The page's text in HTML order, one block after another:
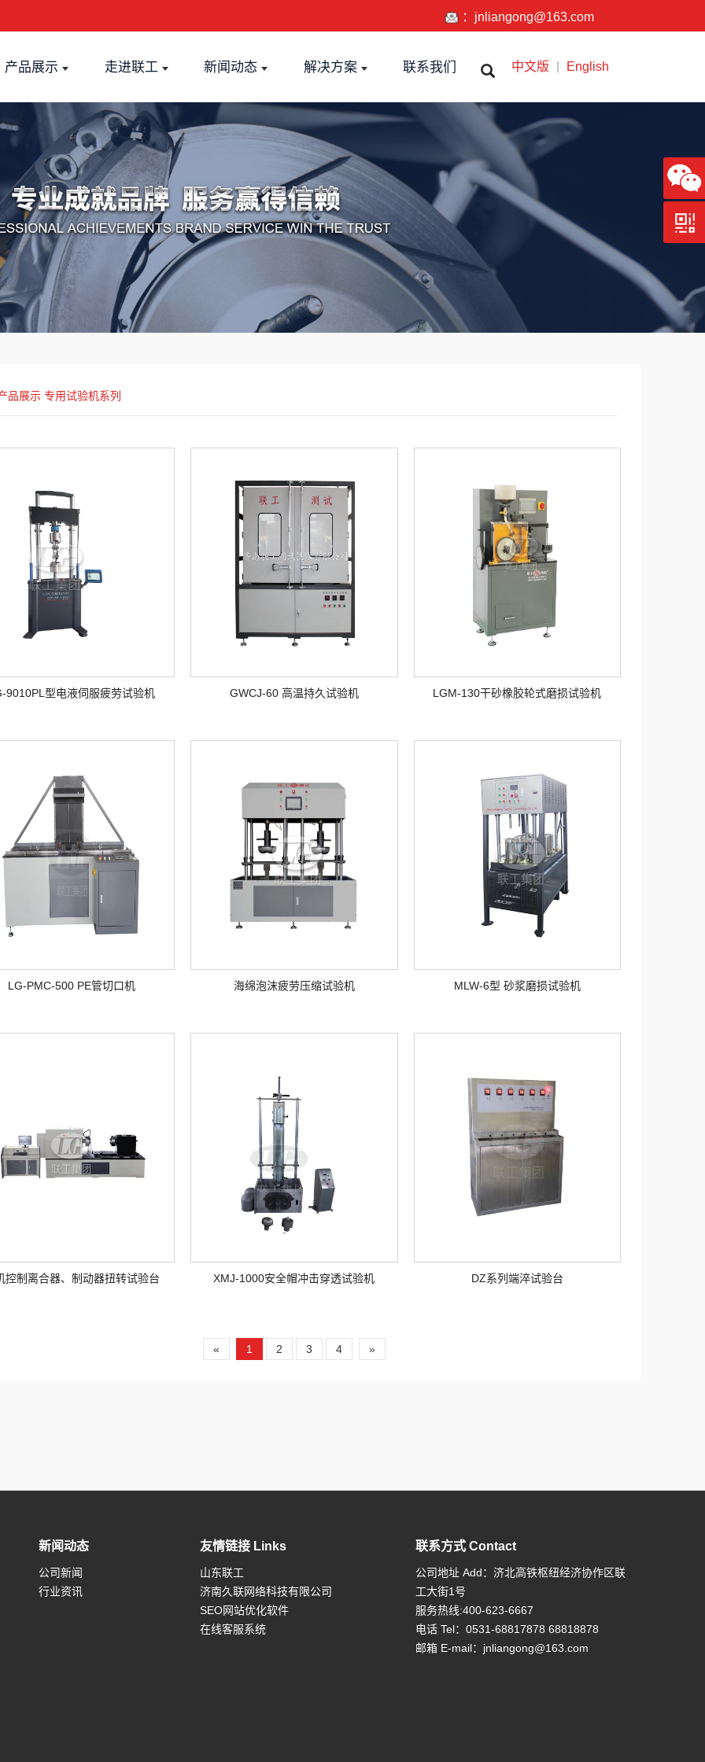
： jnliangong@163.com
产品展示 走进联工 新闻动态 解决方案 联系我们 中文版 English
品展示 专用试验机系列
9010PL型电液伺服疲劳试验机 GWCJ-60 高温持久试验机 LGM-130干砂橡胶轮式磨损试验机
LG-PMC-500 PE管切口机 海绵泡沫疲劳压缩试验机 MLW-6型 砂浆磨损试验机
控制离合器、制动器扭转试验台 XMJ-1000安全帽冲击穿透试验机 DZ系列端淬试验台
« 1 2 3 4 »
新闻动态
公司新闻
行业资讯
友情链接 Links
山东联工
济南久联网络科技有限公司
SEO网站优化软件
在线客服系统
联系方式 Contact
公司地址 Add：济北高铁枢纽经济协作区联
工大街1号
服务热线:400-623-6667
电话 Tel：0531-68817878 68818878
邮箱 E-mail： jnliangong@163.com